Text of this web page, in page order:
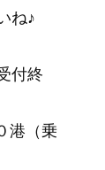
ね♪
付終
（乗